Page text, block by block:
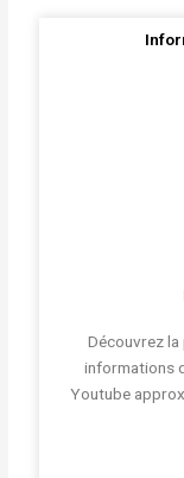
Découvrez la
informations
Youtube